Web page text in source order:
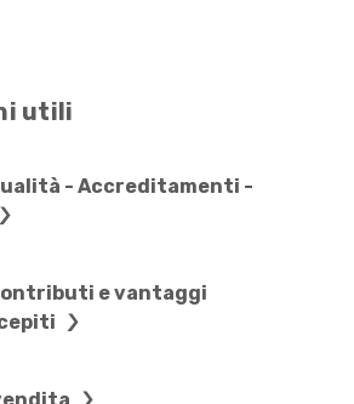
utili
- Accreditamenti -
e vantaggi